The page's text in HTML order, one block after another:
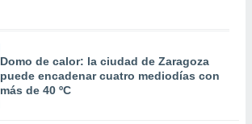
Domo de calor: la ciudad de Zaragoza
puede encadenar cuatro mediodías con
más de 40 ºC